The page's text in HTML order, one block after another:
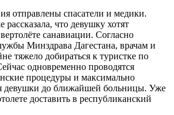
отправлены спасатели и медики.
рассказала, что девушку хотят
санавиации. Согласно
Минздрава Дагестана, врачам и
тяжело добираться к туристке по
одновременно проводятся
процедуры и максимально
девушки до ближайшей больницы. Уже
доставить в республиканский